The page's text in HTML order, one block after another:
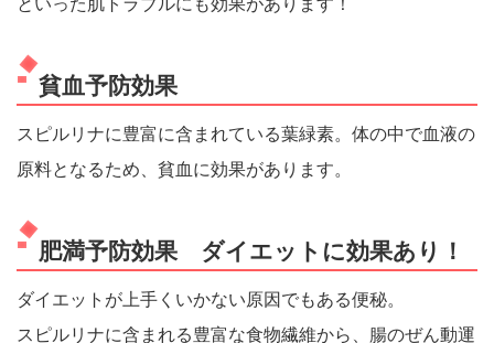
貧血予防効果
スピルリナに豊富に含まれている葉緑素。体の中で血液の
原料となるため、貧血に効果があります。
肥満予防効果 ダイエットに効果あり！
ダイエットが上手くいかない原因でもある便秘。
スピルリナに含まれる豊富な食物繊維から、腸のぜん動運